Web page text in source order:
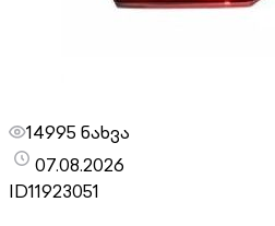
14995 ნახვა
07.08.2026
ID11923051